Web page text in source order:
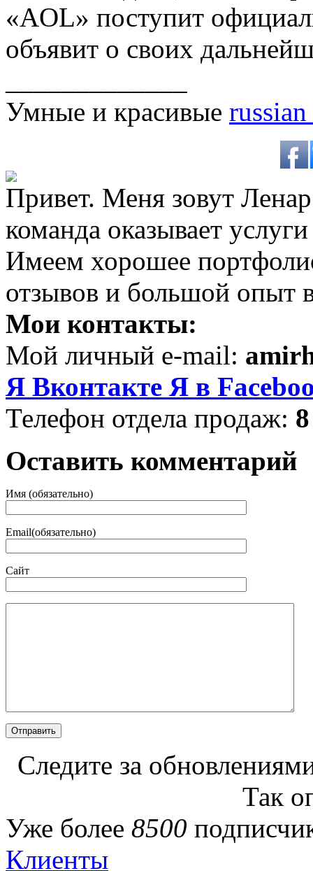
«AOL» поступит
объявит о своих
Умные и красивые
Привет. Меня зовут
команда оказывает
Имеем хорошее
отзывов и большой опыт
Мои контакты:
Мой личный e-mail:
Я Вконтакте Я в
Телефон отдела продаж:
Оставить комментарий
Имя (обязательно)
Email(обязательно)
Сайт
Следите за
Так
Уже более 8500
Клиенты